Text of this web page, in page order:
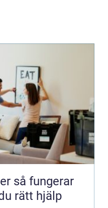
rätt hjälp